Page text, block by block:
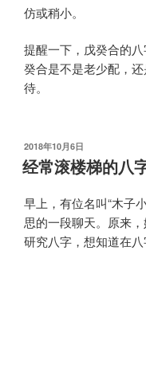
仿或稍小。
提醒一下，戊癸合的
癸合是不是老少配，
待。
发
布
于
2018年10月6日
经常滚楼梯的八
早上，有位名叫“木子
思的一段聊天。原来
研究八字，想知道在